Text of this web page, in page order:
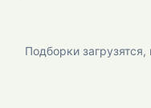
Подборки